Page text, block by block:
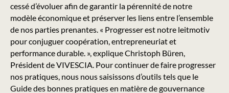
cessé d’évoluer afin de garantir la pérennité de notre
modèle économique et préserver les liens entre l’ensemble
de nos parties prenantes. « Progresser est notre leitmotiv
pour conjuguer coopération, entrepreneuriat et
performance durable. », explique Christoph Büren,
Président de VIVESCIA. Pour continuer de faire progresser
nos pratiques, nous nous saisissons d’outils tels que le
Guide des bonnes pratiques en matière de gouvernance